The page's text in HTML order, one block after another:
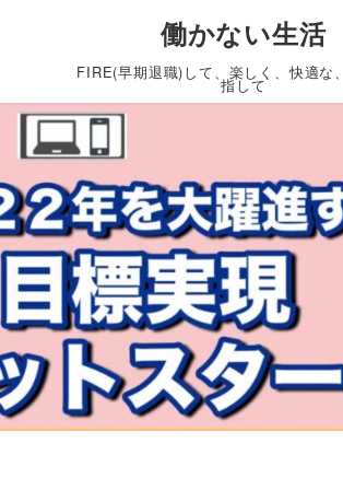
働かない生活
FIRE(早期退職)して、楽しく、快適な
指して